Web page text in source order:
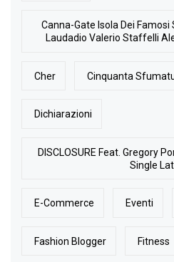
Canna-Gate Isola Dei
Laudadio Valerio Staffelli
Cher Cinquanta
Dichiarazioni
DISCLOSURE Feat. Gregory
Single
E-Commerce Eventi
Fashion Blogger Fitness